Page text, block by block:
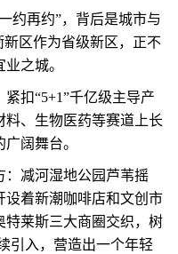
再约”，背后是城市与
新区作为省级新区，正不
之城。
扣“5+1”千亿级主导产
料、生物医药等赛道上长
阔舞台。
减河湿地公园芦苇摇
设着新潮咖啡店和文创市
特莱斯三大商圈交织，树
引入，营造出一个年轻